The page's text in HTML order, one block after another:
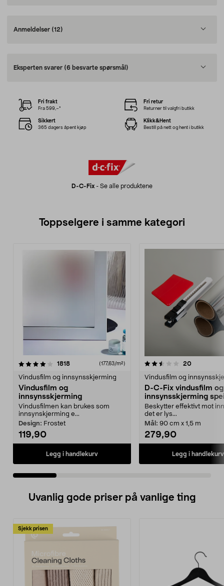
Anmeldelser (12)
Eksperten svarer (6 besvarte spørsmål)
D-C-Fix - Se alle produktene
Fri frakt
Fra 599,–*
Fri retur
Returner til valgfri butikk
Sikkert
365 dagers åpent kjøp
Klikk&Hent
Bestill på nett og hent i butikk
Toppselgere i samme kategori
1818anmeldelser(177,63/m²)
Vindusfilm og innsynsskjerming
Vindusfilm og
innsynsskjerming
Vindusfilmen kan brukes som
innsynskjerming e...
Design: Frostet
119,90
Legg i handlekurv
2.5 av 5 stjerner 20
Vindusfilm og
D-C-Fix vindusfilm og
innsynsskjerming
Beskytter effektivt mot
det er lys...
Mål: 90 cm x 1,5 m
279,90
Legg i handlekurv
4.0 av 5 stjerner
Uvanlig gode priser på vanlige ting
Sjekk prisen